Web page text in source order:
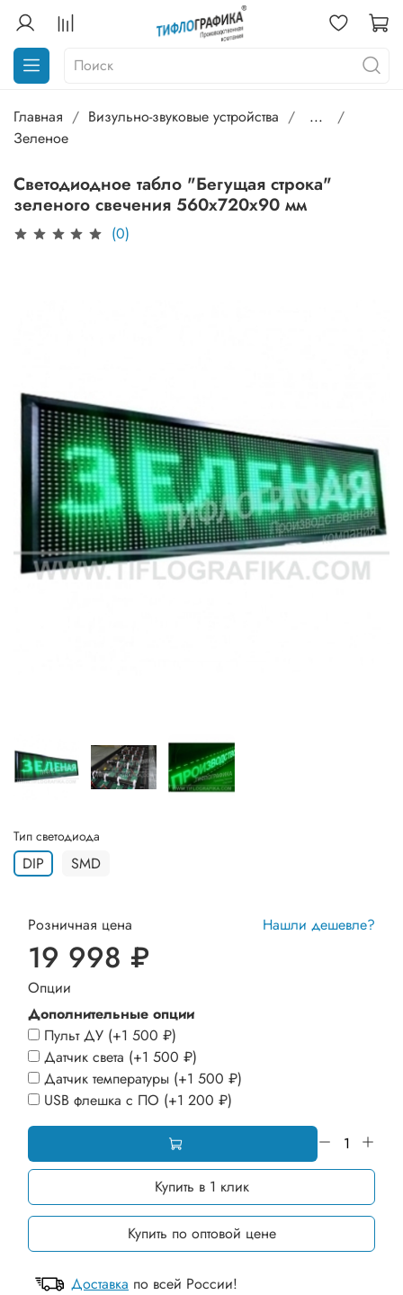
Главная Визульно-звуковые устройства
...
Зеленое
Светодиодное табло "Бегущая строка"
зеленого свечения 560х720x90 мм
(0)
Тип светодиода
DIP SMD
Розничная цена Нашли дешевле?
19 998 ₽
Опции
Дополнительные опции
Пульт ДУ (+1 500 ₽)
Датчик света (+1 500 ₽)
Датчик температуры (+1 500 ₽)
USB флешка с ПО (+1 200 ₽)
Купить в 1 клик
Купить по оптовой цене
Доставка по всей России!